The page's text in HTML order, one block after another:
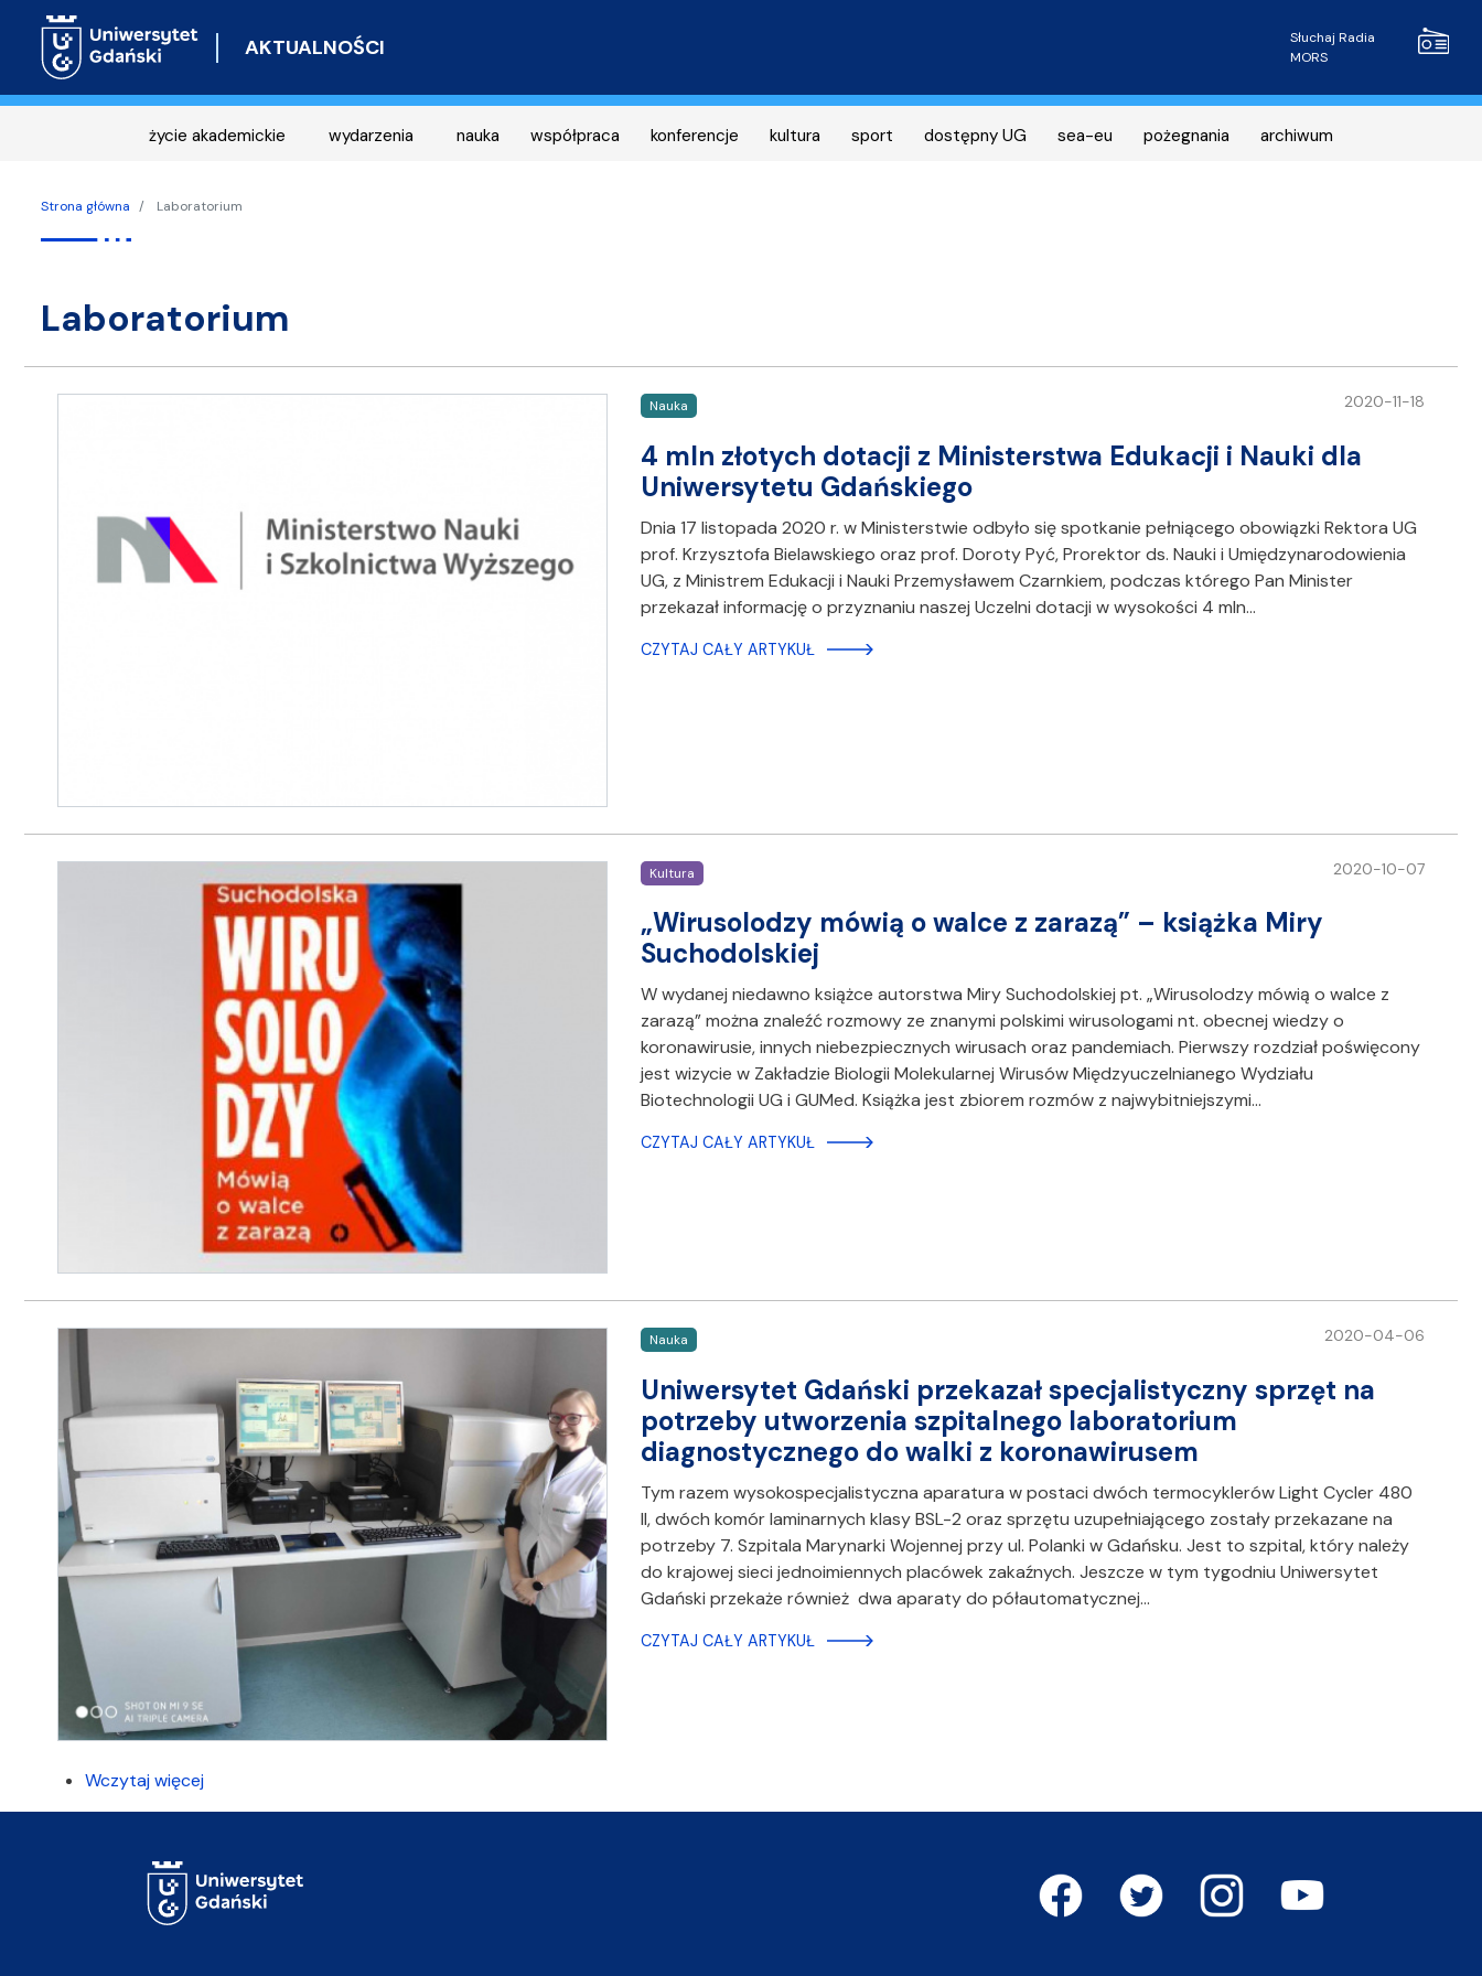
AKTUALNOŚCI Radio
Słuchaj Radia
MORS
życie akademickie wydarzenia nauka współpraca konferencje kultura sport dostępny UG sea-eu pożegnania archiwum
Strona główna Laboratorium
laboratorium
Nauka 2020-11-18
4 mln złotych dotacji z Ministerstwa Edukacji i Nauki dla
Uniwersytetu Gdańskiego
Dnia 17 listopada 2020 r. w Ministerstwie odbyło się spotkanie pełniącego obowiązki Rektora UG
prof. Krzysztofa Bielawskiego oraz prof. Doroty Pyć, Prorektor ds. Nauki i Umiędzynarodowienia
UG, z Ministrem Edukacji i Nauki Przemysławem Czarnkiem, podczas którego Pan Minister
przekazał informację o przyznaniu naszej Uczelni dotacji w wysokości 4 mln…
CZYTAJ CAŁY ARTYKUŁ
Kultura 2020-10-07
„Wirusolodzy mówią o walce z zarazą” – książka Miry
Suchodolskiej
W wydanej niedawno książce autorstwa Miry Suchodolskiej pt. „Wirusolodzy mówią o walce z
zarazą” można znaleźć rozmowy ze znanymi polskimi wirusologami nt. obecnej wiedzy o
koronawirusie, innych niebezpiecznych wirusach oraz pandemiach. Pierwszy rozdział poświęcony
jest wizycie w Zakładzie Biologii Molekularnej Wirusów Międzyuczelnianego Wydziału
Biotechnologii UG i GUMed. Książka jest zbiorem rozmów z najwybitniejszymi…
CZYTAJ CAŁY ARTYKUŁ
Nauka 2020-04-06
Uniwersytet Gdański przekazał specjalistyczny sprzęt na
potrzeby utworzenia szpitalnego laboratorium
diagnostycznego do walki z koronawirusem
Tym razem wysokospecjalistyczna aparatura w postaci dwóch termocyklerów Light Cycler 480
II, dwóch komór laminarnych klasy BSL-2 oraz sprzętu uzupełniającego zostały przekazane na
potrzeby 7. Szpitala Marynarki Wojennej przy ul. Polanki w Gdańsku. Jest to szpital, który należy
do krajowej sieci jednoimiennych placówek zakaźnych. Jeszcze w tym tygodniu Uniwersytet
Gdański przekaże również dwa aparaty do półautomatycznej…
CZYTAJ CAŁY ARTYKUŁ
Wczytaj więcej